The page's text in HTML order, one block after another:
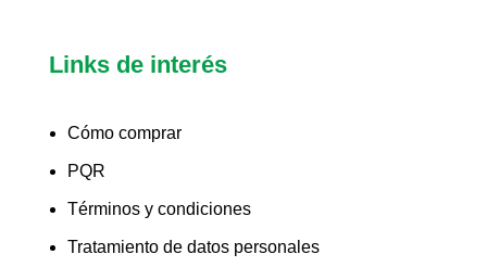
Links de interés
Cómo comprar
PQR
Términos y condiciones
Tratamiento de datos personales